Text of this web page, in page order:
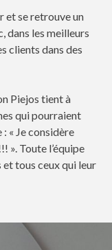
et se retrouve un
dans les meilleurs
clients dans des
Piejos tient à
qui pourraient
« Je considère
». Toute l’équipe
et tous ceux qui leur